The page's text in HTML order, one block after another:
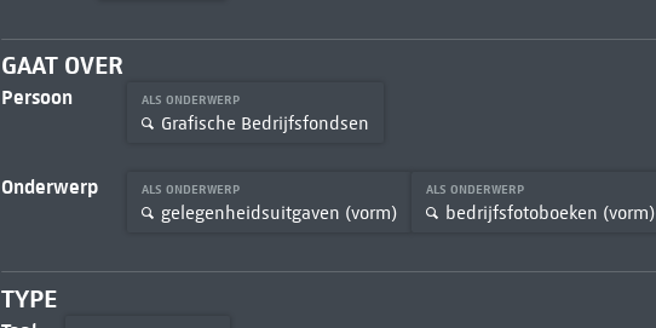
GAAT OVER
Persoon ALS ONDERWERP
Grafische Bedrijfsfondsen
Onderwerp ALS ONDERWERP
gelegenheidsuitgaven (vorm)
ALS ONDERWERP
bedrijfsfotoboeken (vorm)
TYPE